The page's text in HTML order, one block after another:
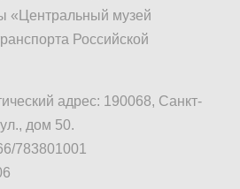
«Центральный музей
Российской
адрес: 190068, Санкт-
дом 50.
783801001